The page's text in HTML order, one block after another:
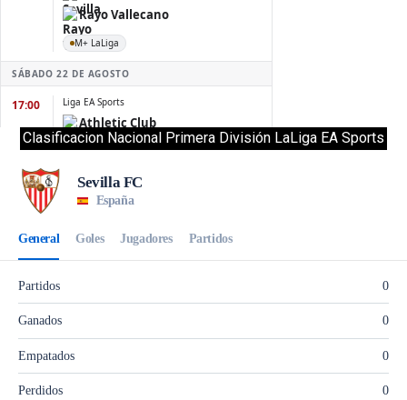
Clasificacion Nacional Primera División LaLiga EA Sports